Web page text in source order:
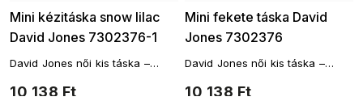
Mini kézitáska snow lilac
David Jones 7302376-1
10 138 Ft
David Jones női kis táska –
pántokkal
Mini fekete táska David
Jones 7302376
10 138 Ft
David Jones női kis táska –
pántokkal